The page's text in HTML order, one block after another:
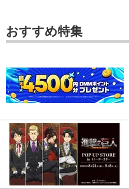
おすすめ特集